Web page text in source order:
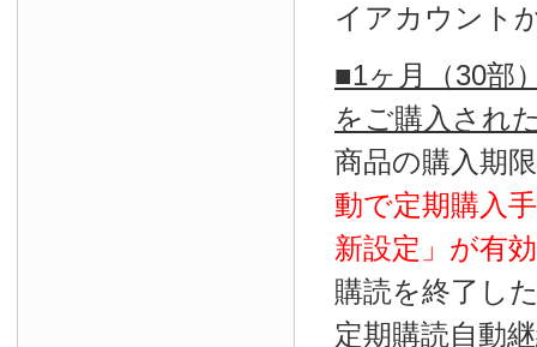
イアカウント
■1ヶ月（30部
をご購入され
商品の購入期
動で定期購入
新設定」が有効
購読を終了し
定期購読自動